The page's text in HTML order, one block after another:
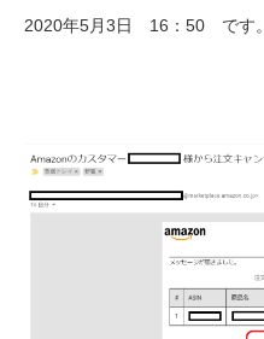
2020年5月3日 16：50 です。